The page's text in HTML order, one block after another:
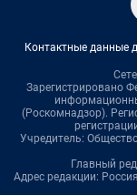
Контактные данные
Зарегистрировано
(Роскомнадзор).
Учредитель:
Главный
Адрес редакции: